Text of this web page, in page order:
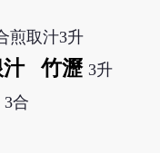
煎取汁3升
竹瀝 3升
3合